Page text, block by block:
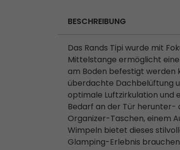
BESCHREIBUNG
Das Rands Tipi wurde mit
Mittelstange ermöglicht
am Boden befestigt werden
überdachte Dachbelüftung
optimale Luftzirkulation und
Bedarf an der Tür herunter-
Organizer-Taschen, einem
Wimpeln bietet dieses
Glamping-Erlebnis